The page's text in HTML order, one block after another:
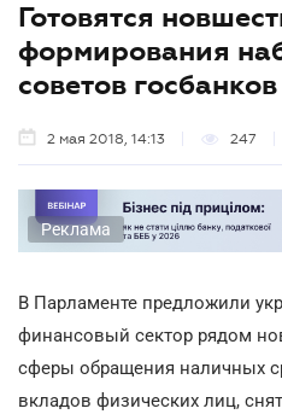
Готовятся
формирования
советов госбанков
2 мая 2018, 14:13 247
Реклама
В Парламенте предложили
финансовый сектор рядом
сферы обращения наличных
вкладов физических лиц,